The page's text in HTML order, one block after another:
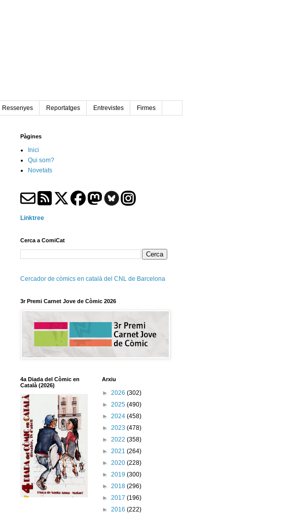
Ressenyes Reportatges Entrevistes Firmes
Pàgines
Inici
Qui som?
Novetats
Linktree
Cerca a ComiCat
Cercador de còmics en català del CNL de Barcelona
3r Premi Carnet Jove de Còmic 2026
4a Diada del Còmic en
Català (2026)
Arxiu
► 2026 (302)
► 2025 (490)
► 2024 (458)
► 2023 (478)
► 2022 (358)
► 2021 (264)
► 2020 (228)
► 2019 (300)
► 2018 (296)
► 2017 (196)
► 2016 (222)